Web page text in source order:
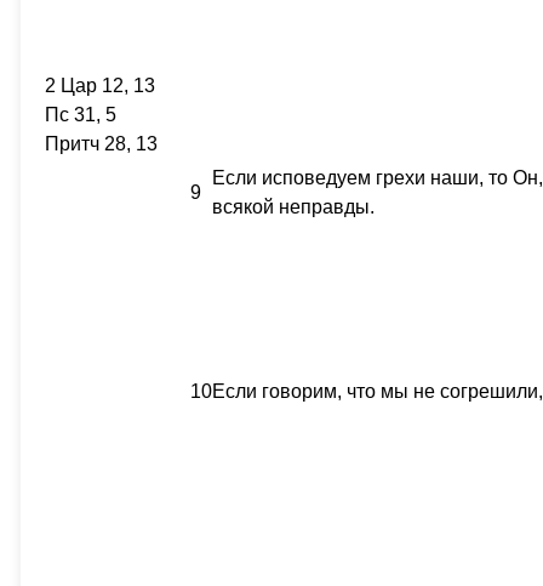
2 Цар 12, 13
Пс 31, 5
Притч 28, 13
9
Если исповедуем грехи наши, то
всякой неправды.
10Если говорим, что мы не